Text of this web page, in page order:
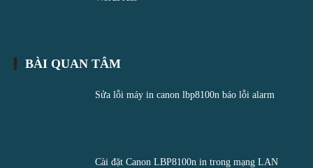
BÀI QUAN TÂM
Sửa lỗi máy in canon lbp8100n báo lỗi alarm
Cài đặt Canon LBP8100n in trong mạng LAN